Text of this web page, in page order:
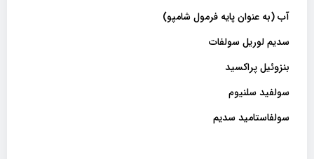
آب (به عنوان پایه فرمول شامپو)
سدیم لوریل سولفات
بنزوئیل پراکسید
سولفید سلنیوم
سولفاستامید سدیم